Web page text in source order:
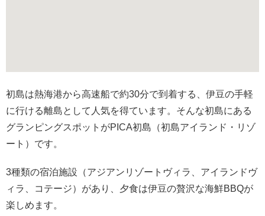
初島は熱海港から高速船で約30分で到着する、伊豆の手軽
に行ける離島として人気を得ています。そんな初島にある
グランピングスポットがPICA初島（初島アイランド・リゾ
ート）です。
3種類の宿泊施設（アジアンリゾートヴィラ、アイランドヴ
ィラ、コテージ）があり、夕食は伊豆の贅沢な海鮮BBQが
楽しめます。